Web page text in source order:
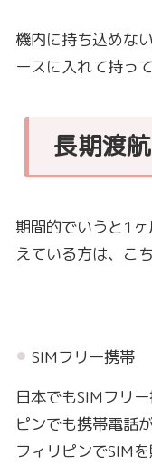
機内に持ち込めな
ースに入れて持っ
長期渡
期間的でいうと1
えている方は、こ
SIMフリー携帯
日本でもSIMフリ
ピンでも携帯電話
フィリピンでSIM